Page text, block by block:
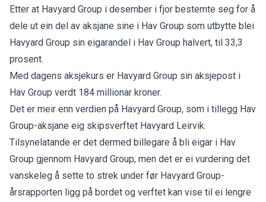
Etter at Havyard Group i desember i fjor bestemte seg for å
dele ut ein del av aksjane sine i Hav Group som utbytte blei
Havyard Group sin eigarandel i Hav Group halvert, til 33,3
prosent.
Med dagens aksjekurs er Havyard Group sin aksjepost i
Hav Group verdt 184 millionar kroner.
Det er meir enn verdien på Havyard Group, som i tillegg Hav
Group-aksjane eig skipsverftet Havyard Leirvik.
Tilsynelatande er det dermed billegare å bli eigar i Hav
Group gjennom Havyard Group, men det er ei vurdering det
vanskeleg å sette to strek under før Havyard Group-
årsrapporten ligg på bordet og verftet kan vise til ei lengre